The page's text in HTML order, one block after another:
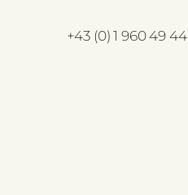
+43 (0) 1 960 49 44